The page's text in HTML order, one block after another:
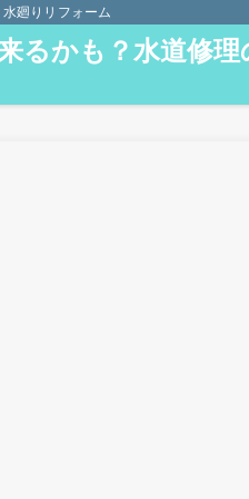
廻りリフォーム
るかも？水道修理